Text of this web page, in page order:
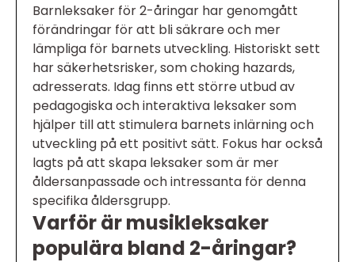
Barnleksaker för 2-åringar har genomgått
förändringar för att bli säkrare och mer
lämpliga för barnets utveckling. Historiskt sett
har säkerhetsrisker, som choking hazards,
adresserats. Idag finns ett större utbud av
pedagogiska och interaktiva leksaker som
hjälper till att stimulera barnets inlärning och
utveckling på ett positivt sätt. Fokus har också
lagts på att skapa leksaker som är mer
åldersanpassade och intressanta för denna
specifika åldersgrupp.
Varför är musikleksaker
populära bland 2-åringar?